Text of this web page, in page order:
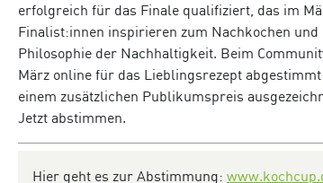
erfolgreich für das Finale qualifiziert, das im
Finalist:innen inspirieren zum Nachkochen
Philosophie der Nachhaltigkeit. Beim
März online für das Lieblingsrezept
einem zusätzlichen Publikumspreis
Jetzt abstimmen.
Hier geht es zur Abstimmung: